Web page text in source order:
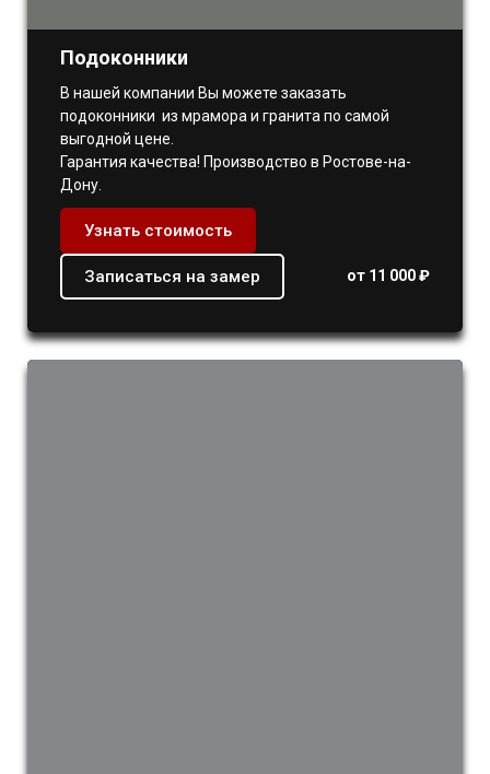
Подоконники
В нашей компании Вы можете заказать
подоконники из мрамора и гранита по самой
выгодной цене.
Гарантия качества! Производство в Ростове-на-
Дону.
Узнать стоимость
Записаться на замер от 11 000 ₽